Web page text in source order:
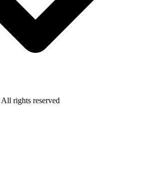
All rights reserved